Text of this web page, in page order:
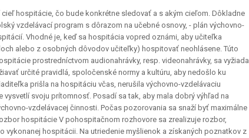
hospitácie, čo bude konkrétne sledovať a s akým cieľom. Dôkladne
vzdelávací program s dôrazom na učebné osnovy, - plán výchovno-
Vhodné je, keď sa hospitácia vopred oznámi, aby učiteľka
alebo z osobných dôvodov učiteľky) hospitovať neohlásene. Túto
prostredníctvom audionahrávky, resp. videonahrávky, sa vyžiada
určité pravidlá, spoločenské normy a kultúru, aby nedošlo ku
prišla na hospitáciu včas, nerušila výchovno-vzdelávaciu
svoju prítomnosť. Posadí sa tak, aby mala dobrý výhľad na
vzdelávacej činnosti. Počas pozorovania sa snaží byť maximálne
hospitácie V pohospitačnom rozhovore sa zrealizuje rozbor,
hospitácii. Na utriedenie myšlienok a získaných poznatkov z